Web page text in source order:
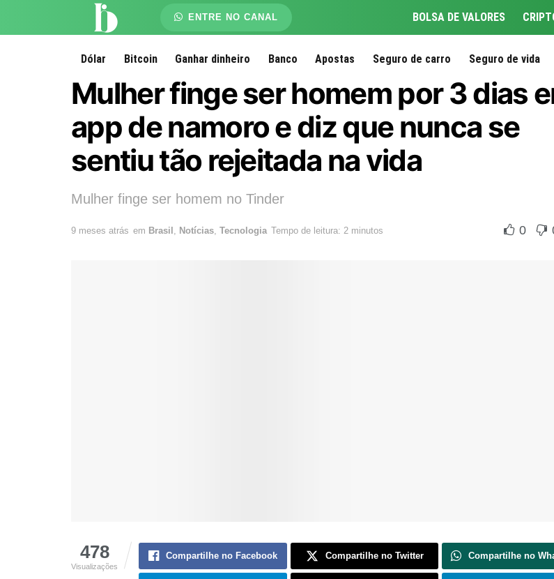
ENTRE NO CANAL BOLSA DE VALORES
Dólar Bitcoin Ganhar dinheiro Banco Apostas Seguro de carro Seguro de vida
Mulher finge ser homem por 3 dias
app de namoro e diz que nunca se
sentiu tão rejeitada na vida
Mulher finge ser homem no Tinder
9 meses atrás em Brasil Notícias Tecnologia Tempo de leitura: 2 minutos 0
478
Visualizações
Compartilhe no Facebook Compartilhe no Twitter Compartilhe no